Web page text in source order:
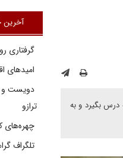
درس بگیرد و به
آخرین
گرفتاری
امیدهای
دویست و
ترازو
چهره‌های
تلگراف